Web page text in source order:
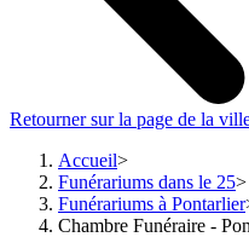
Retourner sur la page de la
Accueil
Funérariums dans le 25
Funérariums à Pontarlier
Chambre Funéraire -